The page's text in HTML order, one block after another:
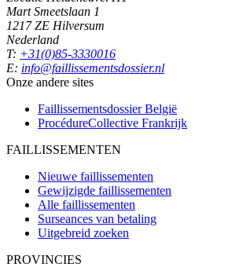
Mart Smeetslaan 1
1217 ZE Hilversum
Nederland
T: +31(0)85-3330016
E: info@faillissementsdossier.nl
Onze andere sites
Faillissementsdossier België
ProcédureCollective Frankrijk
FAILLISSEMENTEN
Nieuwe faillissementen
Gewijzigde faillissementen
Alle faillissementen
Surseances van betaling
Uitgebreid zoeken
PROVINCIES